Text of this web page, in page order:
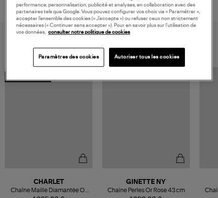
1 515,00 €
VOUS AIMEREZ AUSSI
CHARLET
Chaîne Maille Diamantée Or
GINETTE NY
Chaine Perles Or Rose 43 cm
performance, personnalisation, publicité et analyses, en collaboration avec des
partenaires tels que Google. Vous pouvez configurer vos choix via « Paramétrer »,
accepter l’ensemble des cookies (« J’accepte ») ou refuser ceux non strictement
nécessaires (« Continuer sans accepter »). Pour en savoir plus sur l’utilisation de
vos données, consulter notre politique de cookies
Paramètres des cookies Autoriser tous les cookies